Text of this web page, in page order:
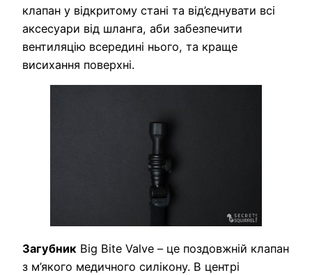
клапан у відкритому стані та від’єднувати всі
аксесуари від шланга, аби забезпечити
вентиляцію всередині нього, та краще
висихання поверхні.
Загубник Big Bite Valve – це поздовжній клапан
з м’якого медичного силікону. В центрі